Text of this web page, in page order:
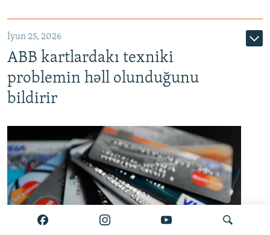
720p 1080p
İyun 25, 2026
ABB kartlardakı texniki
problemin həll olunduğunu
bildirir